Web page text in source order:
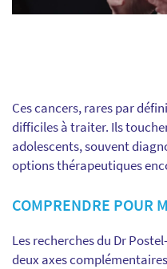
Ces cancers, rares par
difficiles à traiter. Ils
adolescents, souvent
options thérapeutiques
COMPRENDRE POUR
Les recherches du Dr
deux axes